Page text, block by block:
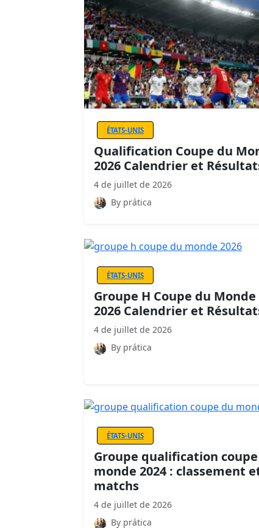
ÉTATS-UNIS
Qualification Coupe du
2026 Calendrier et
4 de juillet de 2026
By prática
ÉTATS-UNIS
Groupe H Coupe du Monde
2026 Calendrier et
4 de juillet de 2026
By prática
ÉTATS-UNIS
Groupe qualification
monde 2024 : classement
matchs
4 de juillet de 2026
By prática